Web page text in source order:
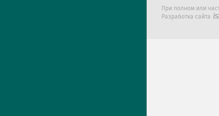
При полном или
Разработка сайта